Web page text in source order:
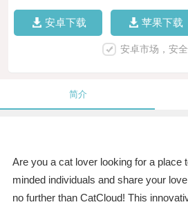
安卓下载 苹果下载
安卓市场，安
简介
Are you a cat lover looking for a place
minded individuals and share your
no further than CatCloud! This